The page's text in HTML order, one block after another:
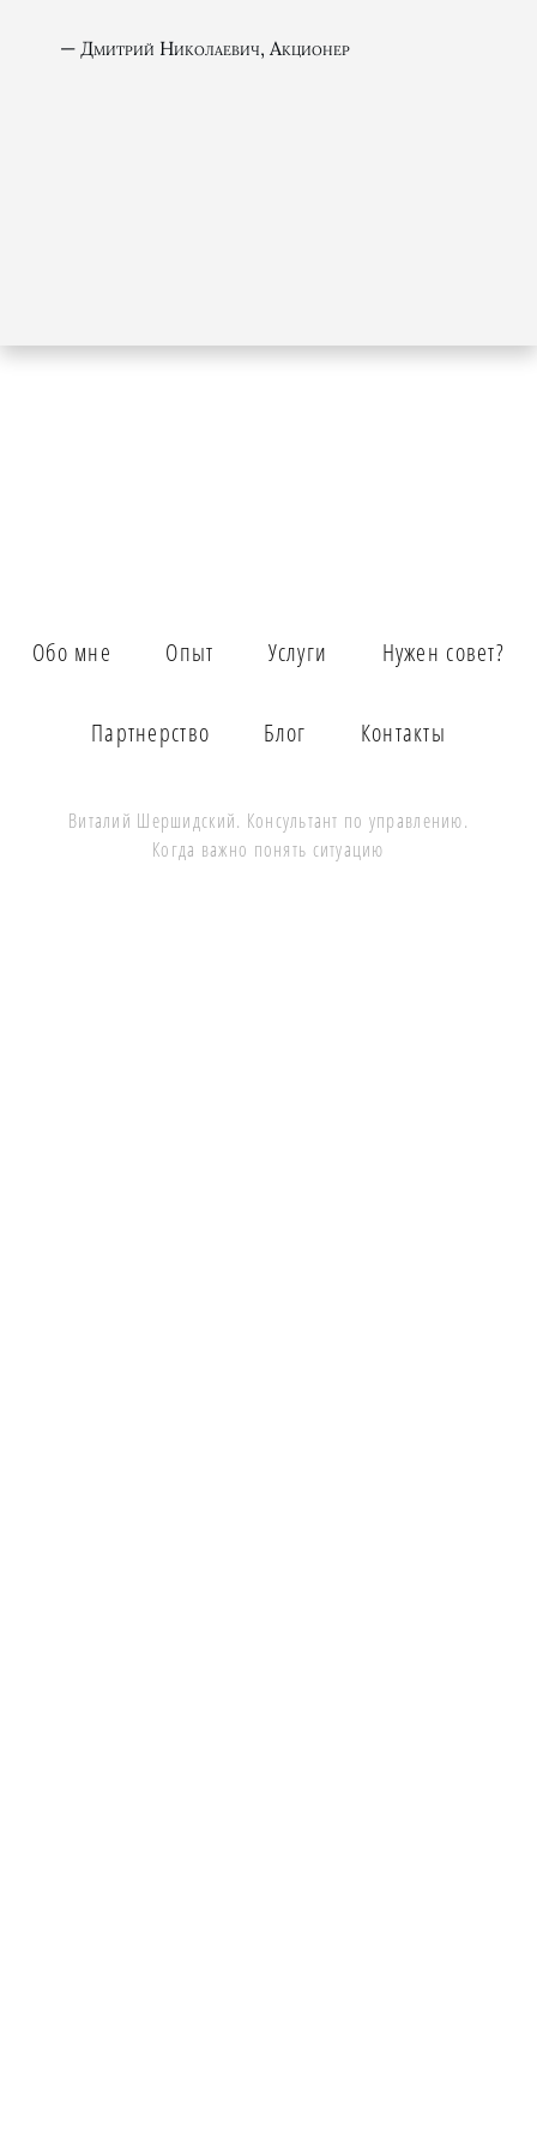
Дмитрий Николаевич, Акционер
Обо мне Опыт Услуги Нужен совет?
Партнерство Блог Контакты
Виталий Шершидский. Консультант по управлению.
Когда важно понять ситуацию